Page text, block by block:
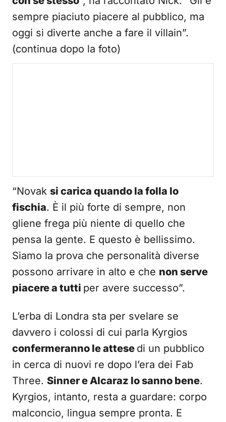
sempre piaciuto piacere al pubblico, ma
oggi si diverte anche a fare il villain”.
(continua dopo la foto)
“Novak si carica quando la folla lo
fischia. È il più forte di sempre, non
gliene frega più niente di quello che
pensa la gente. E questo è bellissimo.
Siamo la prova che personalità diverse
possono arrivare in alto e che non serve
piacere a tutti per avere successo”.
L’erba di Londra sta per svelare se
davvero i colossi di cui parla Kyrgios
confermeranno le attese di un pubblico
in cerca di nuovi re dopo l’era dei Fab
Three. Sinner e Alcaraz lo sanno bene.
Kyrgios, intanto, resta a guardare: corpo
malconcio, lingua sempre pronta. E